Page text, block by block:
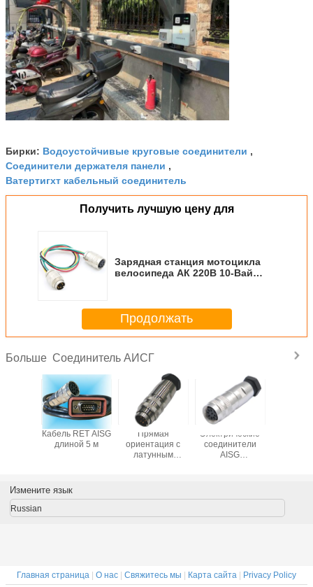
Бирки: Водоустойчивые круговые соединители ,
Соединители держателя панели ,
Ватертигхт кабельный соединитель
Получить лучшую цену для
Зарядная станция мотоцикла
велосипеда АК 220В 10-Вай
Продолжать
Больше Соединитель АИСГ
Кабель RET AISG
длиной 5 м
Прямая
ориентация с
латунным
Электрические
соединители
AISG
соединителя 8
Измените язык
Russian
Главная страница | О нас | Свяжитесь мы | Карта сайта | Privacy Policy